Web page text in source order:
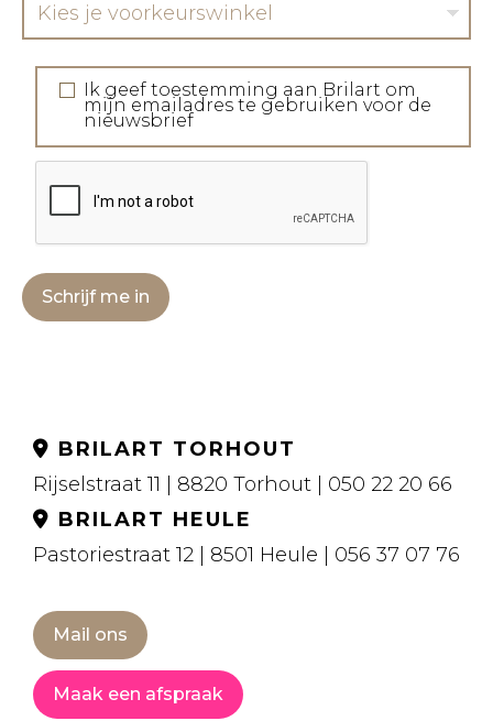
Kies je voorkeurswinkel
Ik geef toestemming aan Brilart om
mijn emailadres te gebruiken voor de
nieuwsbrief
Schrijf me in
BRILART TORHOUT
Rijselstraat 11 | 8820 Torhout | 050 22 20 66
BRILART HEULE
Pastoriestraat 12 | 8501 Heule | 056 37 07 76
Mail ons
Maak een afspraak